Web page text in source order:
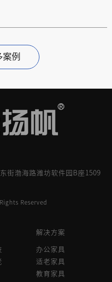
案例
街渤海路潍坊软件园B座1509
Reserved
解决方案
办公家具
适老家具
教育家具